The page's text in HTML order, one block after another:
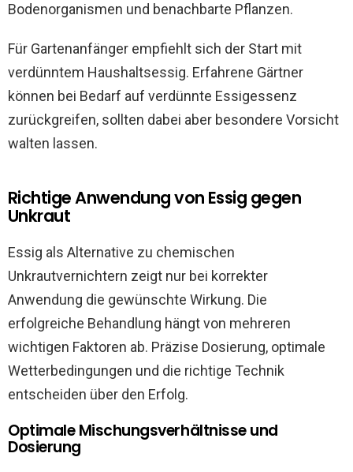
Bodenorganismen und benachbarte Pflanzen.
Für Gartenanfänger empfiehlt sich der Start mit
verdünntem Haushaltsessig. Erfahrene Gärtner
können bei Bedarf auf verdünnte Essigessenz
zurückgreifen, sollten dabei aber besondere Vorsicht
walten lassen.
Richtige Anwendung von Essig gegen
Unkraut
Essig als Alternative zu chemischen
Unkrautvernichtern zeigt nur bei korrekter
Anwendung die gewünschte Wirkung. Die
erfolgreiche Behandlung hängt von mehreren
wichtigen Faktoren ab. Präzise Dosierung, optimale
Wetterbedingungen und die richtige Technik
entscheiden über den Erfolg.
Optimale Mischungsverhältnisse und
Dosierung